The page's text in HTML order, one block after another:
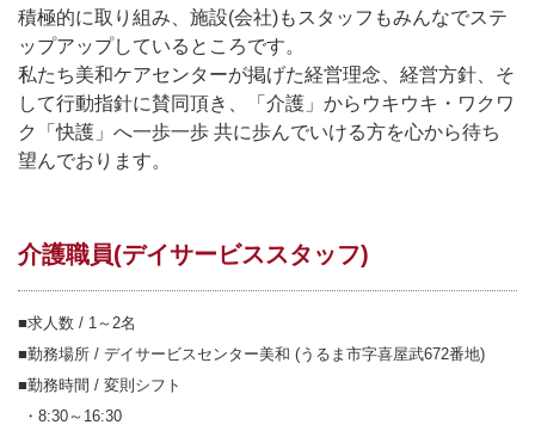
積極的に取り組み、施設(会社)もスタッフもみんなでステ
ップアップしているところです。
私たち美和ケアセンターが掲げた経営理念、経営方針、そ
して行動指針に賛同頂き、「介護」からウキウキ・ワクワ
ク「快護」へ一歩一歩 共に歩んでいける方を心から待ち
望んでおります。
介護職員(デイサービススタッフ)
■求人数 / 1～2名
■勤務場所 / デイサービスセンター美和 (うるま市字喜屋武672番地)
■勤務時間 / 変則シフト
・8:30～16:30